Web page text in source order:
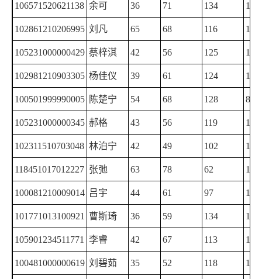
106571520621138 余可 36 71 134 136
102861210206995 刘凡 65 68 116 100
105231000000429 蔡梓淇 42 56 125 119
102981210903305 杨佳仪 39 61 124 118
100501999990005 陈楚宁 54 68 128 88
105231000000345 郝格 43 56 119 120
102311510703048 林泊宁 42 49 102 145
118451017012227 张弛 63 78 62 135
100081210009014 吕宇 44 61 97 135
101771013100921 曹斯琦 36 59 134 121
105901234511771 李睿 42 67 113 125
100481000000619 刘碧茹 35 52 118 140